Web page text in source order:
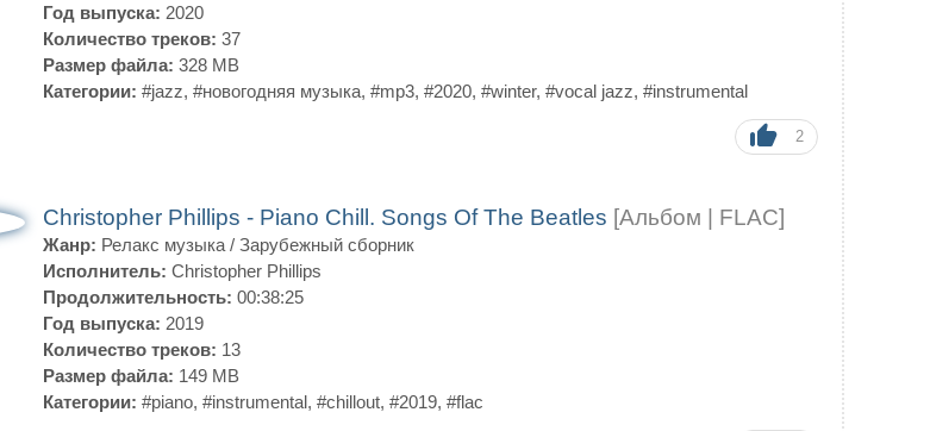
Год выпуска: 2020
Количество треков: 37
Размер файла: 328 MB
Категории: #jazz, #новогодняя музыка, #mp3, #2020, #winter, #vocal jazz, #instrumental
2
Christopher Phillips - Piano Chill. Songs Of The Beatles [Альбом | FLAC]
Жанр: Релакс музыка / Зарубежный сборник
Исполнитель: Christopher Phillips
Продолжительность: 00:38:25
Год выпуска: 2019
Количество треков: 13
Размер файла: 149 MB
Категории: #piano, #instrumental, #chillout, #2019, #flac